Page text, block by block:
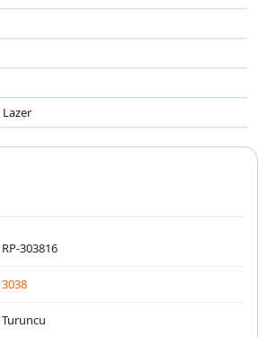
Lazer
RP-303816
3038
Turuncu